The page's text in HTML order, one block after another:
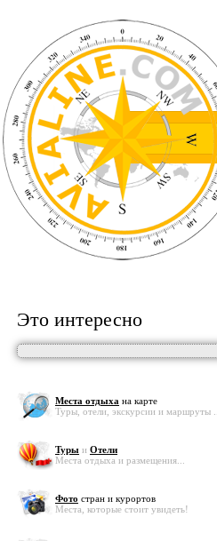
Это интересно
Места отдыха на карте
Туры, отели, экскурсии и маршруты ...
Туры и Отели
Места отдыха и размещения...
Фото стран и курортов
Места, которые стоит увидеть!